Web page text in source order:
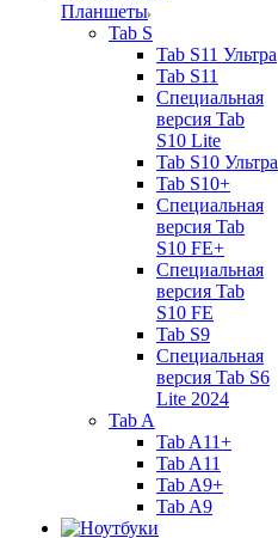
Планшеты
Tab S
Tab S11 Ультра
Tab S11
Специальная
версия Tab
S10 Lite
Tab S10 Ультра
Tab S10+
Специальная
версия Tab
S10 FE+
Специальная
версия Tab
S10 FE
Tab S9
Специальная
версия Tab S6
Lite 2024
Tab A
Tab A11+
Tab A11
Tab A9+
Tab A9